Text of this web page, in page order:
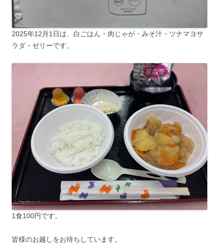
2025年12月1日は、白ごはん・肉じゃが・みそ汁・ツナマヨサ
ラダ・ゼリーです。
1食100円です。
皆様のお越しをお待ちしています。